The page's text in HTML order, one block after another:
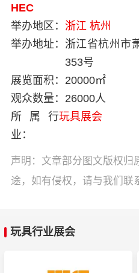
HEC
举办地区： 浙江 杭州
举办地址： 浙江省杭州市
353号
展览面积： 20000㎡
观众数量： 26000人
所属行
业：
玩具展会
声明：文章部分图文版权归
途，如有侵权，请与我们联
玩具行业展会